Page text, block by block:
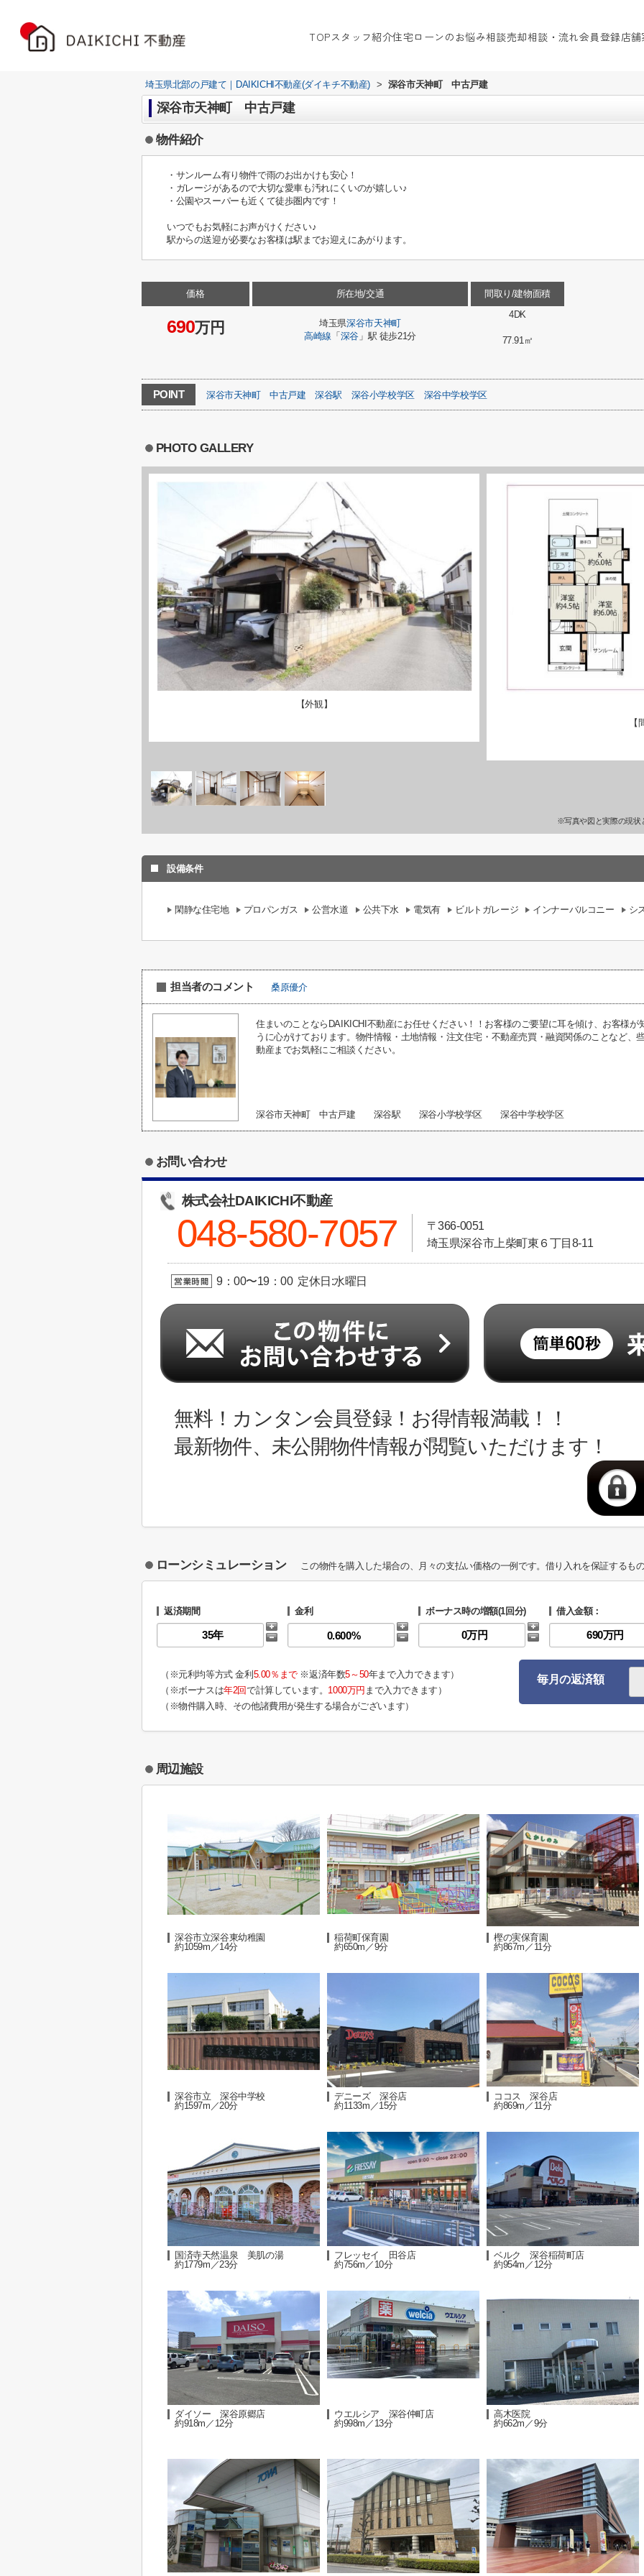
TOPスタッフ紹介住宅ローンのお悩み相談売却相談・流れ会員登録店
埼玉県北部の戸建て｜DAIKICHI不動産(ダイキチ不動産) > 深谷市天神町 中古戸建
深谷市天神町 中古戸建
物件紹介
・サンルーム有り物件で雨のお出かけも安心！
・ガレージがあるので大切な愛車も汚れにくいのが嬉しい♪
・公園やスーパーも近くて徒歩圏内です！
いつでもお気軽にお声がけください♪
駅からの送迎が必要なお客様は駅までお迎えにあがります。
価格
690万円
所在地/交通
埼玉県深谷市天神町
高崎線 「 深谷」駅 徒歩21分
間取り/建物面積
4DK
77.91㎡
POINT 深谷市天神町 中古戸建 深谷駅 深谷小学校学区 深谷中学校学区
PHOTO GALLERY
【外観】
※写真や図と実際の現状
設備条件
閑静な住宅地 プロパンガス 公営水道 公共下水 電気有 ビルトガレージ インナーバルコニー シ
担当者のコメント 桑原優介
住まいのことならDAIKICHI不動産にお任せください！！お客様のご要望に耳を傾け、お客様
うに心がけております。物件情報・土地情報・注文住宅・不動産売買・融資関係のことなど、
動産までお気軽にご相談ください。
深谷市天神町 中古戸建 深谷駅 深谷小学校学区 深谷中学校学区
お問い合わせ
株式会社DAIKICHI不動産
048-580-7057
〒366-0051
埼玉県深谷市上柴町東６丁目8-11
9：00〜19：00 定休日:水曜日
無料！カンタン会員登録！お得情報満載！！
最新物件、未公開物件情報が閲覧いただけます！
ローンシミュレーション この物件を購入した場合の、月々の支払い価格の一例です。借り入れを保証するも
返済期間 金利 ボーナス時の増額(1回分) 借入金額：
（※元利均等方式 金利 5.00％まで※返済年数5～50年まで入力できます）
（※ボーナスは年2回で計算しています。 1000万円 まで入力できます）
（※物件購入時、その他諸費用が発生する場合がございます）
毎月の返済額
周辺施設
深谷市立深谷東幼稚園
約1059m／14分
稲荷町保育園
約650m／9分
樫の実保育園
約867m／11分
深谷市立 深谷中学校
約1597m／20分
デニーズ 深谷店
約1133m／15分
ココス 深谷店
約869m／11分
国済寺天然温泉 美肌の湯
約1779m／23分
フレッセイ 田谷店
約756m／10分
ベルク 深谷稲荷町店
約954m／12分
ダイソー 深谷原郷店
約918m／12分
ウエルシア 深谷仲町店
約998m／13分
高木医院
約662m／9分